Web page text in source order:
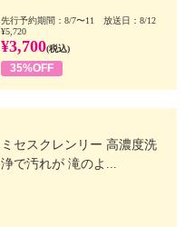
先行予約期間：8/7〜11 放送日：8/12
¥5,720
¥3,700(税込)
35%OFF
ミセスクレンリー 高濃度洗
浄で汚れが 滝のよ...